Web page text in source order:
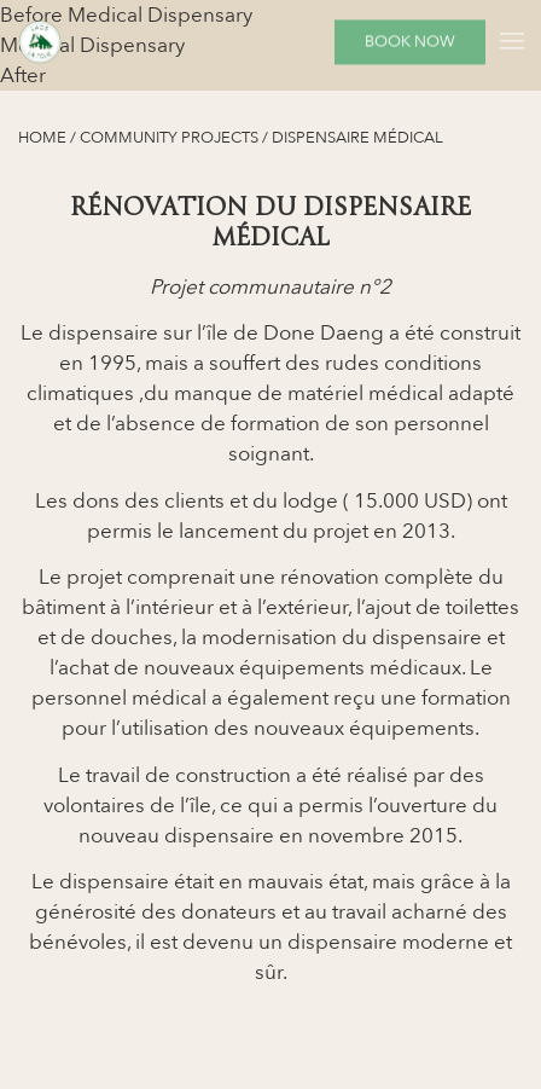
BOOK NOW
Before Medical Dispensary
Medical Dispensary
After
HOME /COMMUNITY PROJECTS/ DISPENSAIRE MÉDICAL
RÉNOVATION DU DISPENSAIRE
MÉDICAL
Projet communautaire n°2
Le dispensaire sur l’île de Done Daeng a été construit
en 1995, mais a souffert des rudes conditions
climatiques ,du manque de matériel médical adapté
et de l’absence de formation de son personnel
soignant.
Les dons des clients et du lodge ( 15.000 USD) ont
permis le lancement du projet en 2013.
Le projet comprenait une rénovation complète du
bâtiment à l’intérieur et à l’extérieur, l’ajout de toilettes
et de douches, la modernisation du dispensaire et
l’achat de nouveaux équipements médicaux. Le
personnel médical a également reçu une formation
pour l’utilisation des nouveaux équipements.
Le travail de construction a été réalisé par des
volontaires de l’île, ce qui a permis l’ouverture du
nouveau dispensaire en novembre 2015.
Le dispensaire était en mauvais état, mais grâce à la
générosité des donateurs et au travail acharné des
bénévoles, il est devenu un dispensaire moderne et
sûr.